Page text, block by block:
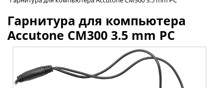
Гарнитура для компьютера
Accutone CM300 3.5 mm PC